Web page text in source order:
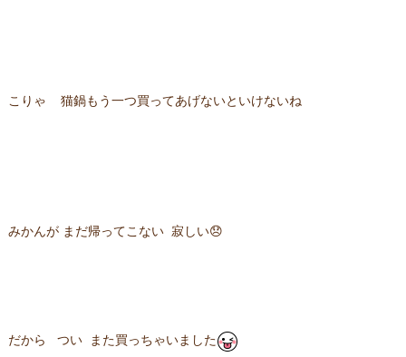
こりゃ 猫鍋もう一つ買ってあげないといけないね
みかんが まだ帰ってこない 寂しい😞
だから つい また買っちゃいました